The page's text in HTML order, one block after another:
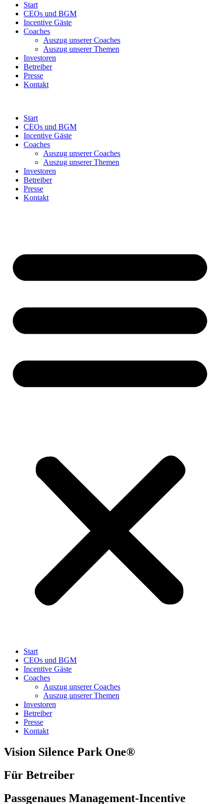
Start
CEOs und BGM
Incentive Gäste
Coaches
Auszug unserer Coaches
Auszug unserer Themen
Investoren
Betreiber
Presse
Kontakt
Start
CEOs und BGM
Incentive Gäste
Coaches
Auszug unserer Coaches
Auszug unserer Themen
Investoren
Betreiber
Presse
Kontakt
Start
CEOs und BGM
Incentive Gäste
Coaches
Auszug unserer Coaches
Auszug unserer Themen
Investoren
Betreiber
Presse
Kontakt
Vision Silence Park One®
Für Betreiber
Passgenaues Management-Incentive